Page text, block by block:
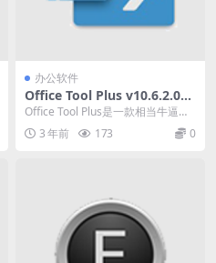
办公软件
Office Tool Plus v10.6.2.0
(Office安装激活一条龙工具)
Office Tool Plus是一款相当牛逼的
Office安装工具，并且安装完...
3 年前 173 0